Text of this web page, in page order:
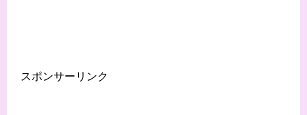
スポンサーリンク